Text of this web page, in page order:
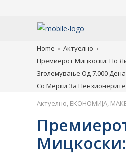
Home
Актуелно
Премиерот Мицкоски: По
Зголемување Од 7.000
Со Мерки За Пензионерите
Актуелно, ЕКОНОМИЈА,